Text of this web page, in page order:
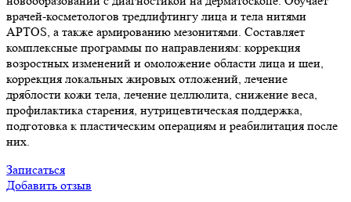
врачей-косметологов тредлифтингу лица и тела нитями
APTOS, а также армированию мезонитями. Составляет
комплексные программы по направлениям: коррекция
возростных изменений и омоложение области лица и шеи,
коррекция локальных жировых отложений, лечение
дряблости кожи тела, лечение целлюлита, снижение веса,
профилактика старения, нутрицевтическая поддержка,
подготовка к пластическим операциям и реабилитация после
них.
Записаться
Добавить отзыв